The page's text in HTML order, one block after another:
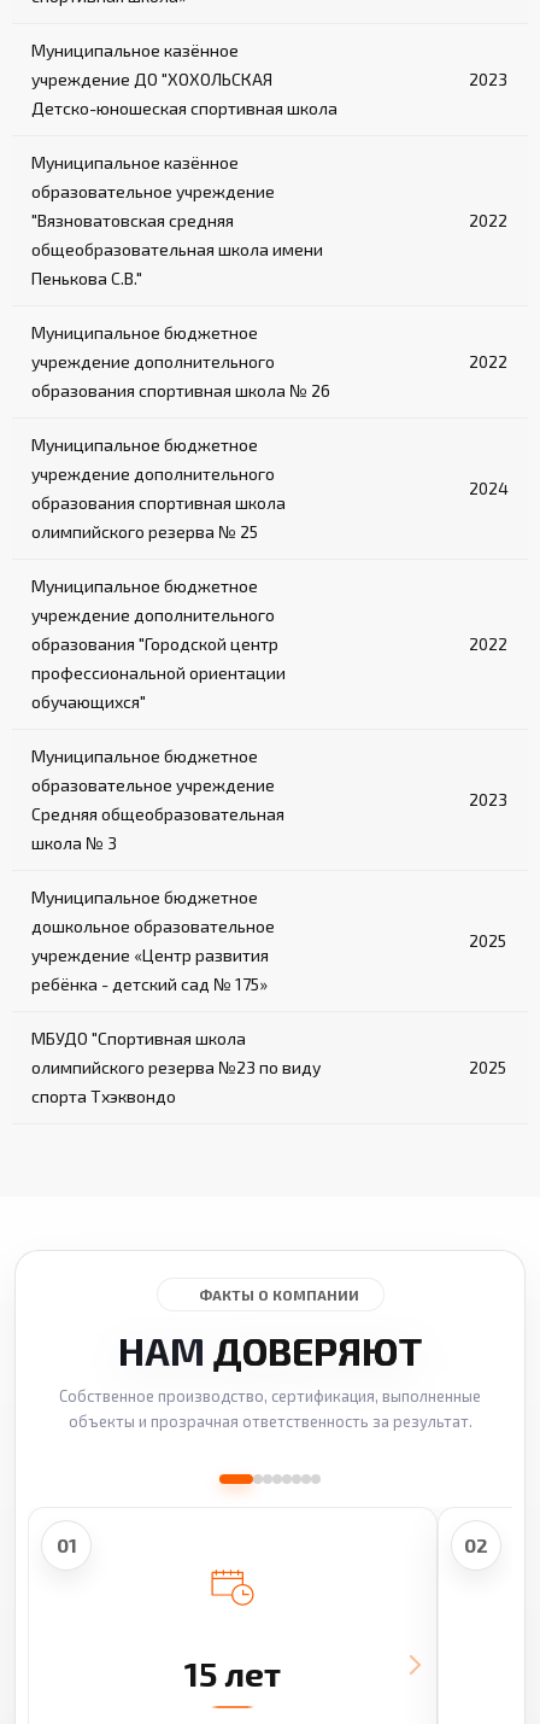
Муниципальное казённое
учреждение ДО "ХОХОЛЬСКАЯ
Детско-юношеская спортивная школа
2023
Муниципальное казённое
образовательное учреждение
"Вязноватовская средняя
общеобразовательная школа имени
Пенькова С.В."
2022
Муниципальное бюджетное
учреждение дополнительного
образования спортивная школа № 26
2022
Муниципальное бюджетное
учреждение дополнительного
образования спортивная школа
олимпийского резерва № 25
2024
Муниципальное бюджетное
учреждение дополнительного
образования "Городской центр
профессиональной ориентации
обучающихся"
2022
Муниципальное бюджетное
образовательное учреждение
Средняя общеобразовательная
школа № 3
2023
Муниципальное бюджетное
дошкольное образовательное
учреждение «Центр развития
ребёнка - детский сад № 175»
2025
МБУДО "Спортивная школа
олимпийского резерва №23 по виду
спорта Тхэквондо
2025
ФАКТЫ О КОМПАНИИ
НАМ ДОВЕРЯЮТ
Собственное производство, сертификация, выполненные
объекты и прозрачная ответственность за результат.
01
15 лет
02